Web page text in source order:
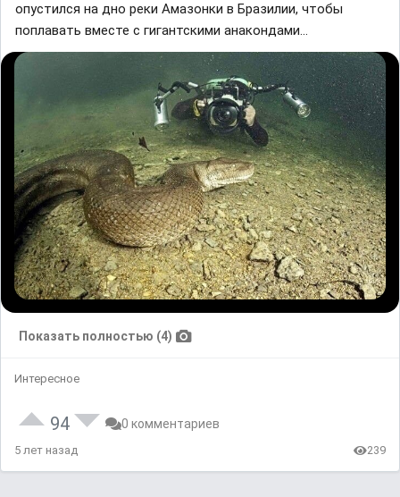
опустился на дно реки Амазонки в Бразилии, чтобы
поплавать вместе с гигантскими анакондами...
Показать полностью (4)
Интересное
94 0 комментариев
5 лет назад 239